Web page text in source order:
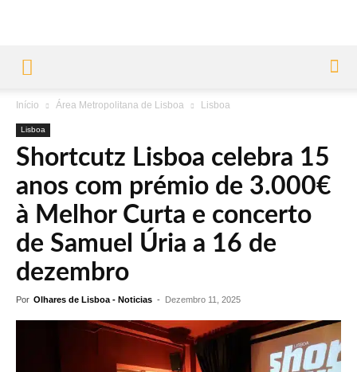
Início Área Metropolitana de Lisboa Lisboa
Lisboa
Shortcutz Lisboa celebra 15
anos com prémio de 3.000€
à Melhor Curta e concerto
de Samuel Úria a 16 de
dezembro
Por Olhares de Lisboa - Noticias - Dezembro 11, 2025